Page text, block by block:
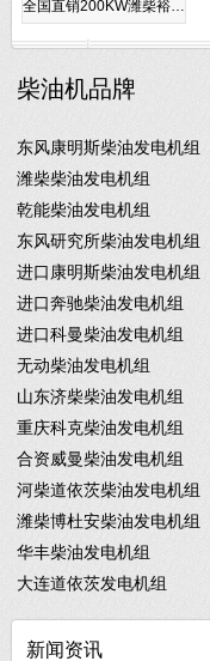
全国直销200KW潍柴裕…
柴油机品牌
东风康明斯柴油发电机组
潍柴柴油发电机组
乾能柴油发电机组
东风研究所柴油发电机组
进口康明斯柴油发电机组
进口奔驰柴油发电机组
进口科曼柴油发电机组
无动柴油发电机组
山东济柴柴油发电机组
重庆科克柴油发电机组
合资威曼柴油发电机组
河柴道依茨柴油发电机组
潍柴博杜安柴油发电机组
华丰柴油发电机组
大连道依茨发电机组
新闻资讯